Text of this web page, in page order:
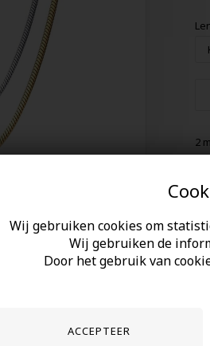
Wij gebruiken cookies om
Wij gebruiken de
Door het gebruik van
2
Anderen